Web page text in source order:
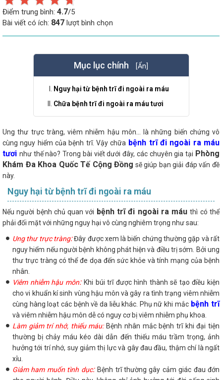
Điểm trung bình: 4.7/5
Bài viết có ích: 847 lượt bình chọn
Mục lục chính [Ẩn]
Nguy hại từ bệnh trĩ đi ngoài ra máu
Chữa bệnh trĩ đi ngoài ra máu tươi
Ung thư trực tràng, viêm nhiễm hậu môn… là những biến chứng vô
cùng nguy hiểm của bệnh trĩ. Vậy chữa bệnh trĩ đi ngoài ra máu
tươi như thế nào? Trong bài viết dưới đây, các chuyên gia tại Phòng
Khám Đa Khoa Quốc Tế Cộng Đồng sẽ giúp bạn giải đáp vấn đề
này.
Nguy hại từ bệnh trĩ đi ngoài ra máu
Nếu người bệnh chủ quan với bệnh trĩ đi ngoài ra máuthì có thể
phải đối mặt với những nguy hại vô cùng nghiêm trọng như sau:
Ung thư trực tràng:Đây được xem là biến chứng thường gặp và rất
nguy hiểm nếu người bệnh không phát hiện và điều trị sớm. Bởi ung
thư trực tràng có thể đe dọa đến sức khỏe và tính mạng của bệnh
nhân.
Viêm nhiễm hậu môn:Khi búi trĩ được hình thành sẽ tạo điều kiện
cho vi khuẩn kí sinh vùng hậu môn và gây ra tình trạng viêm nhiễm
cùng hàng loạt các bệnh về da liễu khác. Phụ nữ khi mắcbệnh trĩ
và viêm nhiễm hậu môn dễ có nguy cơ bị viêm nhiễm phụ khoa.
Làm giảm trí nhớ, thiếu máu: Bệnh nhân mắc bệnh trĩ khi đại tiện
thường bị chảy máu kéo dài dẫn đến thiếu máu trầm trọng, ảnh
hưởng tới trí nhớ, suy giảm thị lực và gây đau đầu, thậm chí là ngất
xỉu.
Giảm ham muốn tình dục: Bệnh trĩ thường gây cảm giác đau đớn